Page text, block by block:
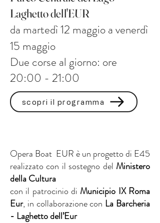
Laghetto dell'EUR
da martedì 12 maggio a venerdì
15 maggio
Due corse al giorno: ore
20:00 - 21:00
scopri il programma
Opera Boat EUR è un progetto di E45
realizzato con il sostegno del Ministero
della Cultura
con il patrocinio di Municipio IX Roma
Eur, in collaborazione con La Barcheria
- Laghetto dell’Eur